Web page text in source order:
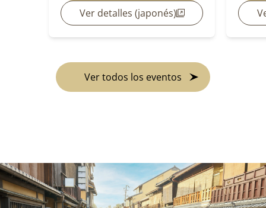
Ver detalles (japonés)
Ver todos los eventos